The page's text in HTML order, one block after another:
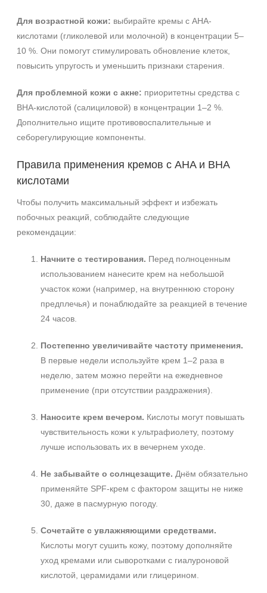
Для возрастной кожи: выбирайте кремы с AHA-
кислотами (гликолевой или молочной) в концентрации 5–
10 %. Они помогут стимулировать обновление клеток,
повысить упругость и уменьшить признаки старения.
Для проблемной кожи с акне: приоритетны средства с
BHA-кислотой (салициловой) в концентрации 1–2 %.
Дополнительно ищите противовоспалительные и
себорегулирующие компоненты.
Правила применения кремов с AHA и BHA
кислотами
Чтобы получить максимальный эффект и избежать
побочных реакций, соблюдайте следующие
рекомендации:
Начните с тестирования. Перед полноценным
использованием нанесите крем на небольшой
участок кожи (например, на внутреннюю сторону
предплечья) и понаблюдайте за реакцией в течение
24 часов.
Постепенно увеличивайте частоту применения.
В первые недели используйте крем 1–2 раза в
неделю, затем можно перейти на ежедневное
применение (при отсутствии раздражения).
Наносите крем вечером. Кислоты могут повышать
чувствительность кожи к ультрафиолету, поэтому
лучше использовать их в вечернем уходе.
Не забывайте о солнцезащите. Днём обязательно
применяйте SPF-крем с фактором защиты не ниже
30, даже в пасмурную погоду.
Сочетайте с увлажняющими средствами.
Кислоты могут сушить кожу, поэтому дополняйте
уход кремами или сыворотками с гиалуроновой
кислотой, церамидами или глицерином.